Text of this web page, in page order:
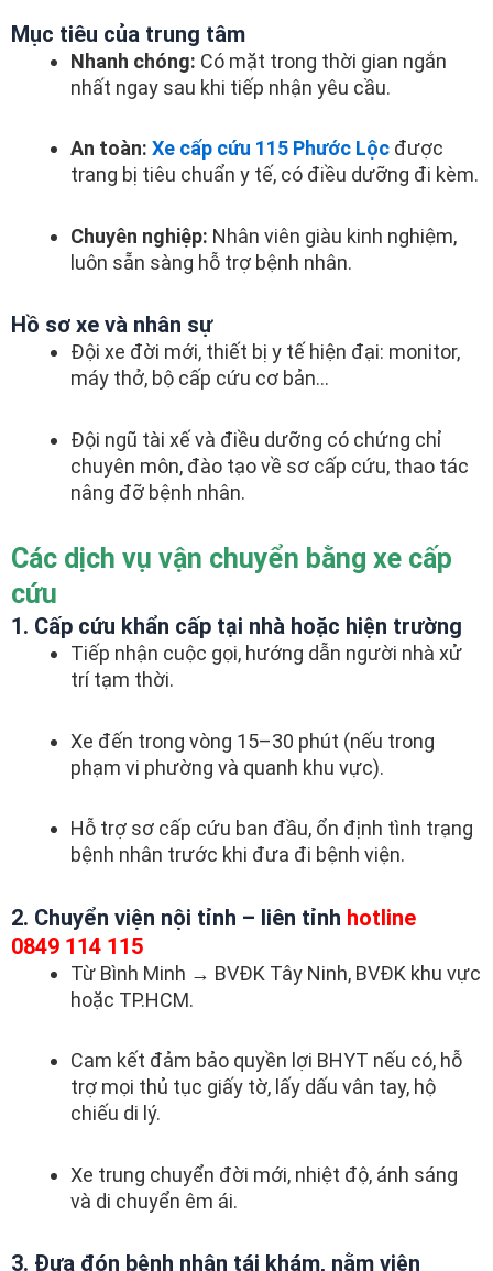
Mục tiêu của trung tâm
Nhanh chóng: Có mặt trong thời gian ngắn
nhất ngay sau khi tiếp nhận yêu cầu.
An toàn: Xe cấp cứu 115 Phước Lộc được
trang bị tiêu chuẩn y tế, có điều dưỡng đi kèm.
Chuyên nghiệp: Nhân viên giàu kinh nghiệm,
luôn sẵn sàng hỗ trợ bệnh nhân.
Hồ sơ xe và nhân sự
Đội xe đời mới, thiết bị y tế hiện đại: monitor,
máy thở, bộ cấp cứu cơ bản…
Đội ngũ tài xế và điều dưỡng có chứng chỉ
chuyên môn, đào tạo về sơ cấp cứu, thao tác
nâng đỡ bệnh nhân.
Các dịch vụ vận chuyển bằng xe cấp
cứu
1. Cấp cứu khẩn cấp tại nhà hoặc hiện trường
Tiếp nhận cuộc gọi, hướng dẫn người nhà xử
trí tạm thời.
Xe đến trong vòng 15–30 phút (nếu trong
phạm vi phường và quanh khu vực).
Hỗ trợ sơ cấp cứu ban đầu, ổn định tình trạng
bệnh nhân trước khi đưa đi bệnh viện.
2. Chuyển viện nội tỉnh – liên tỉnh hotline
0849 114 115
Từ Bình Minh → BVĐK Tây Ninh, BVĐK khu vực
hoặc TP.HCM.
Cam kết đảm bảo quyền lợi BHYT nếu có, hỗ
trợ mọi thủ tục giấy tờ, lấy dấu vân tay, hộ
chiếu di lý.
Xe trung chuyển đời mới, nhiệt độ, ánh sáng
và di chuyển êm ái.
3. Đưa đón bệnh nhân tái khám, nằm viện